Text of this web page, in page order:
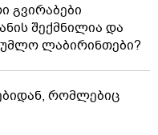
გვირაბები
შექმნილია და
ლაბირინთები?
რომლებიც